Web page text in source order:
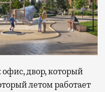
двор, который
летом работает